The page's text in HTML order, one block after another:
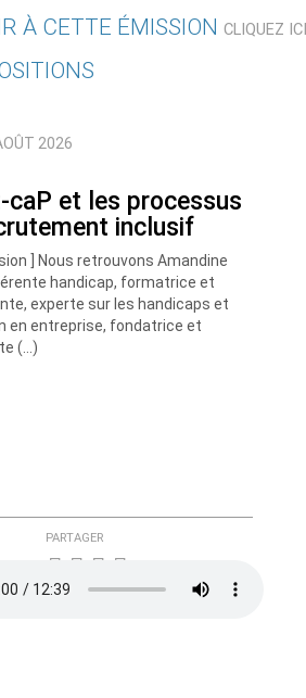
À CETTE ÉMISSION CLIQUEZ ICI
votre commentaire ici
2026
et les processus
inclusif
] Nous retrouvons Amandine
handicap, formatrice et
experte sur les handicaps et
en entreprise, fondatrice et
(…)
PARTAGER